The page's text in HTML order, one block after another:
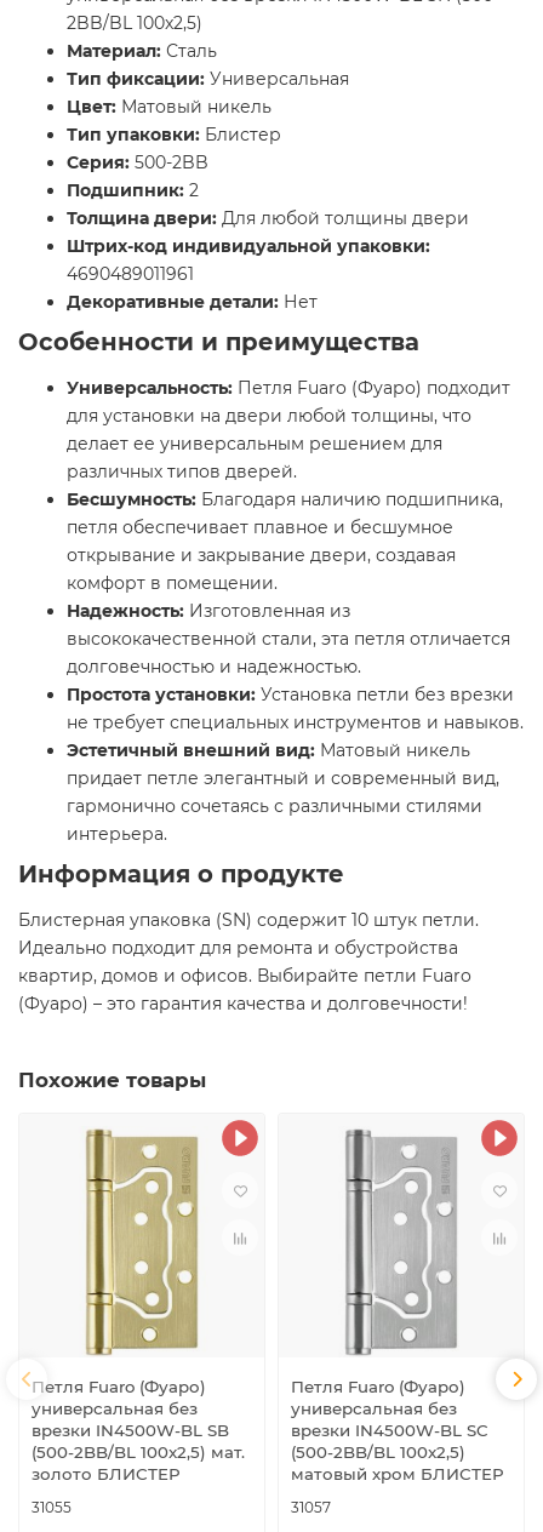
2BB/BL 100x2,5)
Материал: Сталь
Тип фиксации: Универсальная
Цвет: Матовый никель
Тип упаковки: Блистер
Серия: 500-2BB
Подшипник: 2
Толщина двери: Для любой толщины двери
Штрих-код индивидуальной упаковки:
4690489011961
Декоративные детали: Нет
Особенности и преимущества
Универсальность: Петля Fuaro (Фуаро) подходит
для установки на двери любой толщины, что
делает ее универсальным решением для
различных типов дверей.
Бесшумность: Благодаря наличию подшипника,
петля обеспечивает плавное и бесшумное
открывание и закрывание двери, создавая
комфорт в помещении.
Надежность: Изготовленная из
высококачественной стали, эта петля отличается
долговечностью и надежностью.
Простота установки: Установка петли без врезки
не требует специальных инструментов и навыков.
Эстетичный внешний вид: Матовый никель
придает петле элегантный и современный вид,
гармонично сочетаясь с различными стилями
интерьера.
Информация о продукте
Блистерная упаковка (SN) содержит 10 штук петли.
Идеально подходит для ремонта и обустройства
квартир, домов и офисов. Выбирайте петли Fuaro
(Фуаро) – это гарантия качества и долговечности!
Похожие товары
Петля Fuaro (Фуаро)
универсальная без
врезки IN4500W-BL SB
(500-2BB/BL 100x2,5) мат.
золото БЛИСТЕР
31055
Петля Fuaro (Фуаро)
универсальная без
врезки IN4500W-BL SC
(500-2BB/BL 100x2,5)
матовый хром БЛИСТЕР
31057